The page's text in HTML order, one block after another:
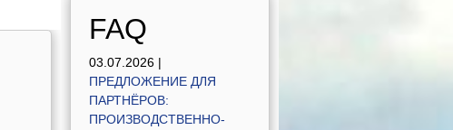
FAQ
03.07.2026 |
ПРЕДЛОЖЕНИЕ ДЛЯ
ПАРТНЁРОВ:
ПРОИЗВОДСТВЕННО-